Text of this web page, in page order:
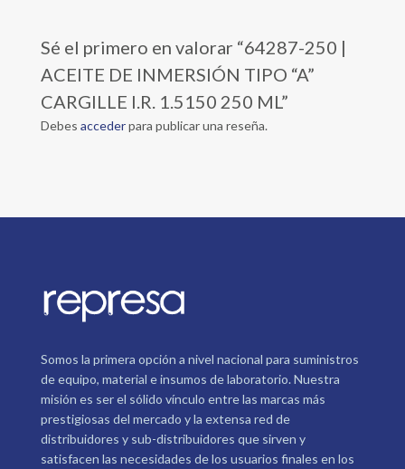
Sé el primero en valorar “64287-250 |
ACEITE DE INMERSIÓN TIPO “A”
CARGILLE I.R. 1.5150 250 ML”
Debes accederpara publicar una reseña.
Somos la primera opción a nivel nacional para suministros
de equipo, material e insumos de laboratorio. Nuestra
misión es ser el sólido vínculo entre las marcas más
prestigiosas del mercado y la extensa red de
distribuidores y sub-distribuidores que sirven y
satisfacen las necesidades de los usuarios finales en los